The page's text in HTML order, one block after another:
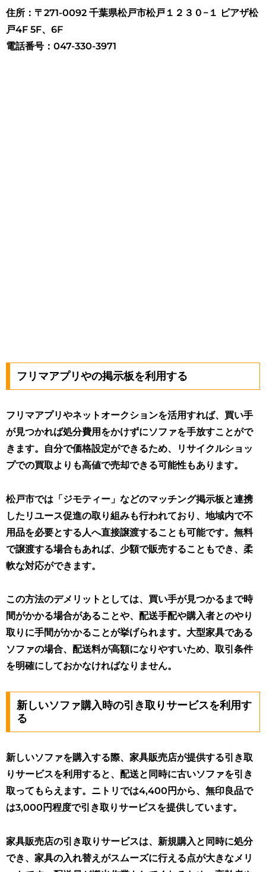
住所：〒271-0092 千葉県松戸市松戸１２３０−１ ピアザ松
戸4F 5F、6F
電話番号：047-330-3971
フリマアプリやの掲示板を利用する
フリマアプリやネットオークションを活用すれば、買い手
が見つかれば処分費用をかけずにソファを手放すことがで
きます。自分で価格設定ができるため、リサイクルショッ
プでの買取よりも高値で売却できる可能性もあります。
松戸市では「ジモティー」などのマッチング掲示板と連携
したリユース促進の取り組みも行われており、地域内で不
用品を必要とする人へ直接譲渡することも可能です。無料
で譲渡する場合もあれば、少額で販売することもでき、柔
軟な対応ができます。
この方法のデメリットとしては、買い手が見つかるまで時
間がかかる場合があることや、配送手配や購入者とのやり
取りに手間がかかることが挙げられます。大型家具である
ソファの場合、配送料が高額になりやすいため、取引条件
を明確にしておかなければなりません。
新しいソファ購入時の引き取りサービスを利用す
る
新しいソファを購入する際、家具販売店が提供する引き取
りサービスを利用すると、配送と同時に古いソファを引き
取ってもらえます。ニトリでは4,400円から、無印良品で
は3,000円程度で引き取りサービスを提供しています。
家具販売店の引き取りサービスは、新規購入と同時に処分
でき、家具の入れ替えがスムーズに行える点が大きなメリ